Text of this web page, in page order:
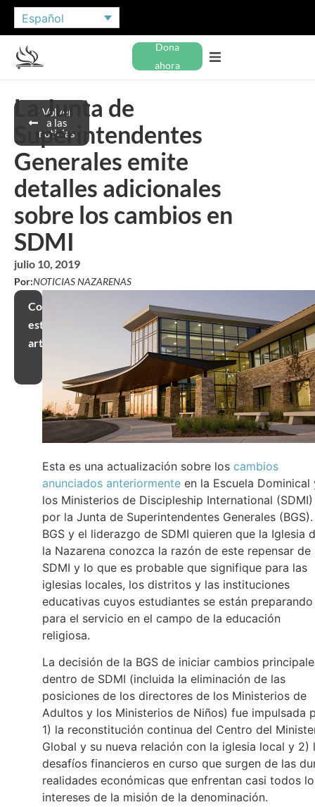
Español
Dona
ahora
Volver
a las
noticias
La Junta de
Superintendentes
Generales emite
detalles adicionales
sobre los cambios en
SDMI
julio 10, 2019
Por:NOTICIAS NAZARENAS
Compartir
este
artículo
Esta es una actualización sobre los cambios
anunciados anteriormente en la Escuela Dominical
los Ministerios de Discipleship International (SDMI)
por la Junta de Superintendentes Generales
BGS y el liderazgo de SDMI quieren que la Iglesia
la Nazarena conozca la razón de este repensar de
SDMI y lo que es probable que signifique para las
iglesias locales, los distritos y las instituciones
educativas cuyos estudiantes se están preparando
para el servicio en el campo de la educación
religiosa.
La decisión de la BGS de iniciar cambios
dentro de SDMI (incluida la eliminación de las
posiciones de los directores de los Ministerios de
Adultos y los Ministerios de Niños) fue impulsada
1) la reconstitución continua del Centro del
Global y su nueva relación con la iglesia local y 2)
desafíos financieros en curso que surgen de las
realidades económicas que enfrentan casi todos
intereses de la misión de la denominación.